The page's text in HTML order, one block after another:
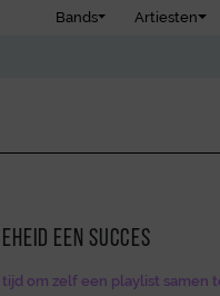
Bands Artiesten
een succes
om zelf een playlist samen